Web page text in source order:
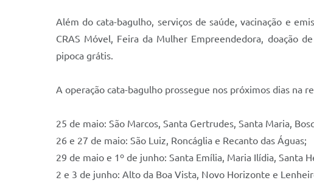
Além do cata-bagulho, serviços de saúde, vacinação e
CRAS Móvel, Feira da Mulher Empreendedora, doação
pipoca grátis.
A operação cata-bagulho prossegue nos próximos dias na
25 de maio: São Marcos, Santa Gertrudes, Santa Maria,
26 e 27 de maio: São Luiz, Roncáglia e Recanto das Águas;
29 de maio e 1º de junho: Santa Emília, Maria Ilídia, Santa
2 e 3 de junho: Alto da Boa Vista, Novo Horizonte e